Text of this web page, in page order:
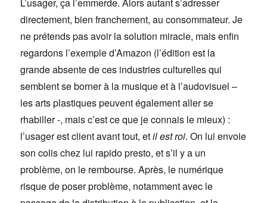
directement, bien franchement, au consommateur. Je
ne prétends pas avoir la solution miracle, mais enfin
regardons l’exemple d’Amazon (l’édition est la
grande absente de ces industries culturelles qui
semblent se borner à la musique et à l’audovisuel –
les arts plastiques peuvent également aller se
rhabiller -, mais c’est ce que je connais le mieux) :
l’usager est client avant tout, etil est roi. On lui envoie
son colis chez lui rapido presto, et s’il y a un
problème, on le rembourse. Après, le numérique
risque de poser problème, notamment avec le